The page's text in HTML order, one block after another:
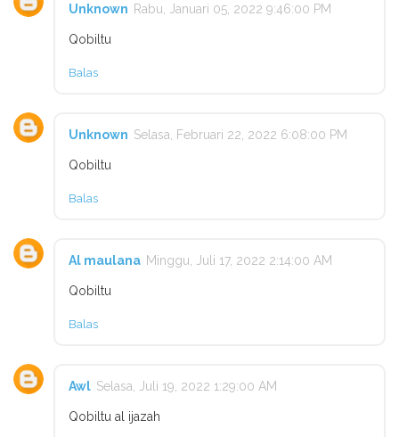
Unknown Rabu, Januari 05, 2022 9:46:00 PM
Qobiltu
Balas
Unknown Selasa, Februari 22, 2022 6:08:00 PM
Qobiltu
Balas
Al maulana Minggu, Juli 17, 2022 2:14:00 AM
Qobiltu
Balas
Awl Selasa, Juli 19, 2022 1:29:00 AM
Qobiltu al ijazah